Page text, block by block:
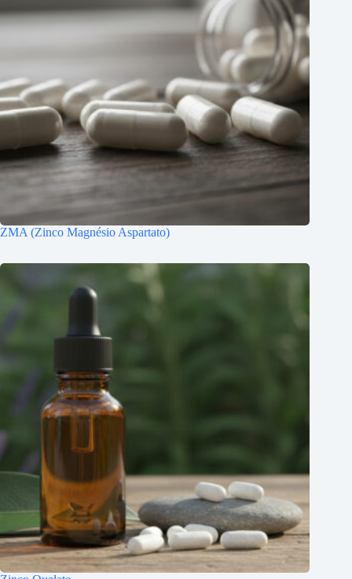
ZMA (Zinco Magnésio Aspartato)